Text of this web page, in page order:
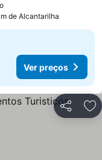
Ver preços
de Alcantarilha
Ver preços
Partilhar